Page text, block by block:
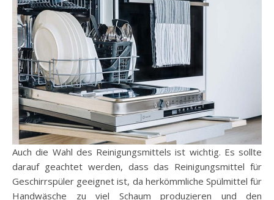
Auch die Wahl des Reinigungsmittels ist wichtig. Es sollte
darauf geachtet werden, dass das Reinigungsmittel für
Geschirrspüler geeignet ist, da herkömmliche Spülmittel für
Handwäsche zu viel Schaum produzieren und den